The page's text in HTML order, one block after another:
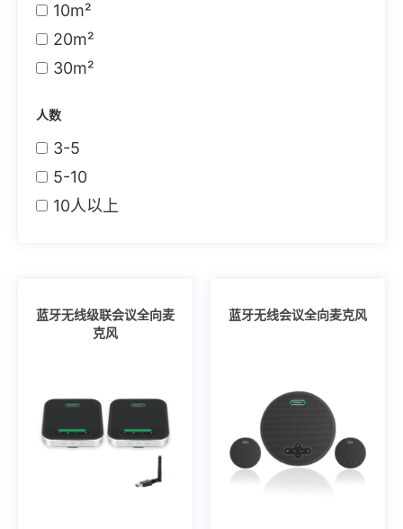
10m²
20m²
30m²
人数
3-5
5-10
10人以上
蓝牙无线级联会议全向麦
克风
蓝牙无线会议全向麦克风